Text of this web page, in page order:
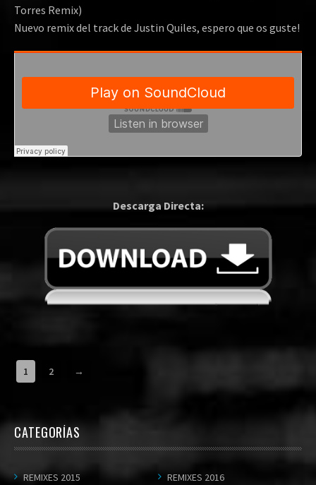
Torres Remix)
Nuevo remix del track de Justin Quiles, espero que os guste!
Descarga Directa:
1 2 →
CATEGORÍAS
REMIXES 2015
REMIXES 2016